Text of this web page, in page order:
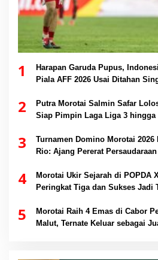
1
Harapan Garuda Pupus,
Piala AFF 2026 Usai Ditahan
2
Putra Morotai Salmin Safar
Siap Pimpin Laga Liga 3 hingga
3
Turnamen Domino Morotai 2026
Rio: Ajang Pererat
4
Morotai Ukir Sejarah di POPDA
Peringkat Tiga dan Sukses Jadi
5
Morotai Raih 4 Emas di Cabor
Malut, Ternate Keluar sebagai